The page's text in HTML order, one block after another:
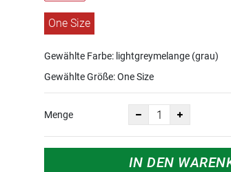
One Size
Gewählte Farbe: lightgreymelange (grau)
Gewählte Größe:One Size
Menge
IN DEN